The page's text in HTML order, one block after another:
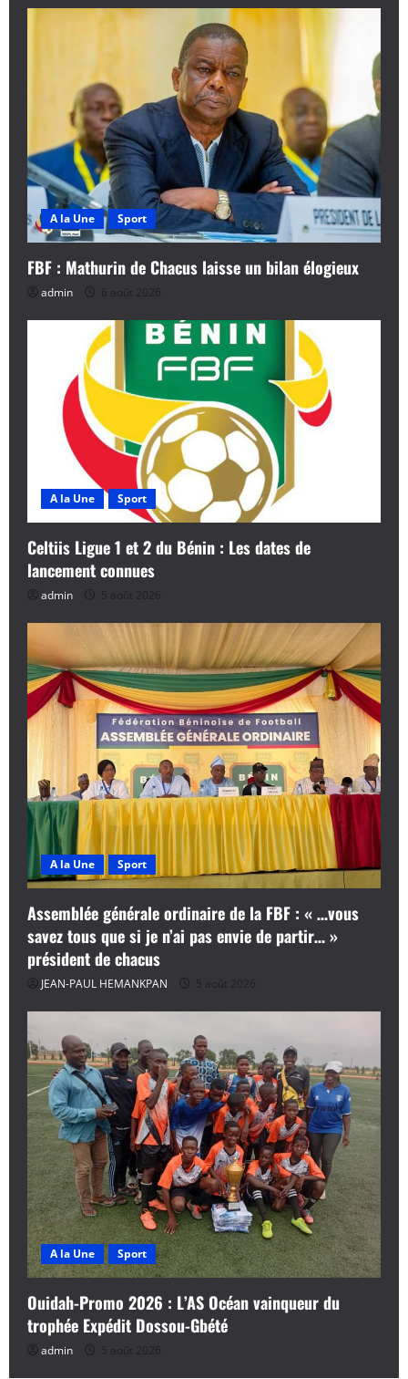
A la Une Sport
FBF : Mathurin de Chacus laisse un bilan élogieux
admin 6 août 2026
A la Une Sport
Celtiis Ligue 1 et 2 du Bénin : Les dates de
lancement connues
admin 5 août 2026
A la Une Sport
Assemblée générale ordinaire de la FBF : « …vous
savez tous que si je n’ai pas envie de partir… »
président de chacus
JEAN-PAUL HEMANKPAN 5 août 2026
A la Une Sport
Ouidah-Promo 2026 : L’AS Océan vainqueur du
trophée Expédit Dossou-Gbété
admin 5 août 2026